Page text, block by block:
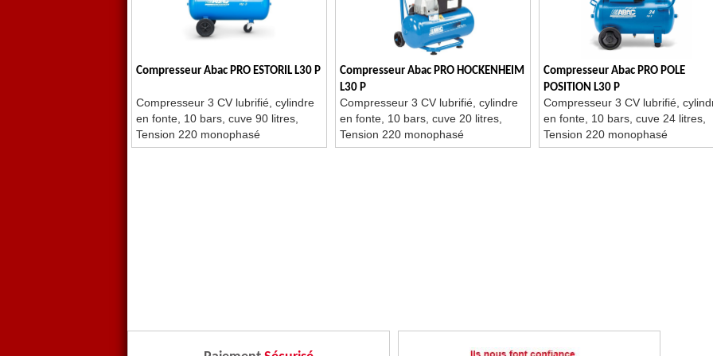
Compresseur Abac PRO ESTORIL L30 P
Compresseur 3 CV lubrifié, cylindre
en fonte, 10 bars, cuve 90 litres,
Tension 220 monophasé
Compresseur Abac PRO HOCKENHEIM
L30 P
Compresseur 3 CV lubrifié, cylindre
en fonte, 10 bars, cuve 20 litres,
Tension 220 monophasé
Compresseur Abac PRO POLE
POSITION L30 P
Compresseur 3 CV lubrifié,
en fonte, 10 bars, cuve 24 litres,
Tension 220 monophasé